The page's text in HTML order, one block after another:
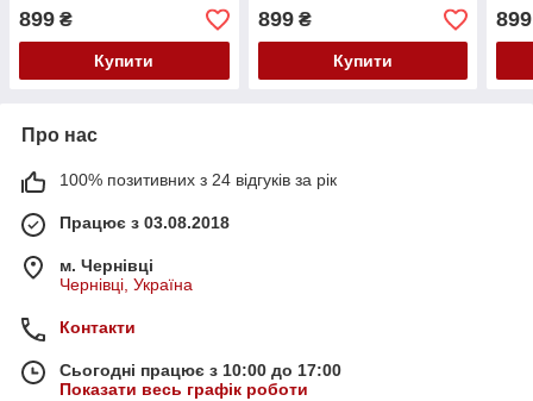
899 ₴
Купити
899₴
Купити
899
Про нас
100% позитивних з 24 відгуків за рік
Працює з 03.08.2018
м. Чернівці
Чернівці, Україна
Контакти
Сьогодні працює з 10:00 до 17:00
Показати весь графік роботи